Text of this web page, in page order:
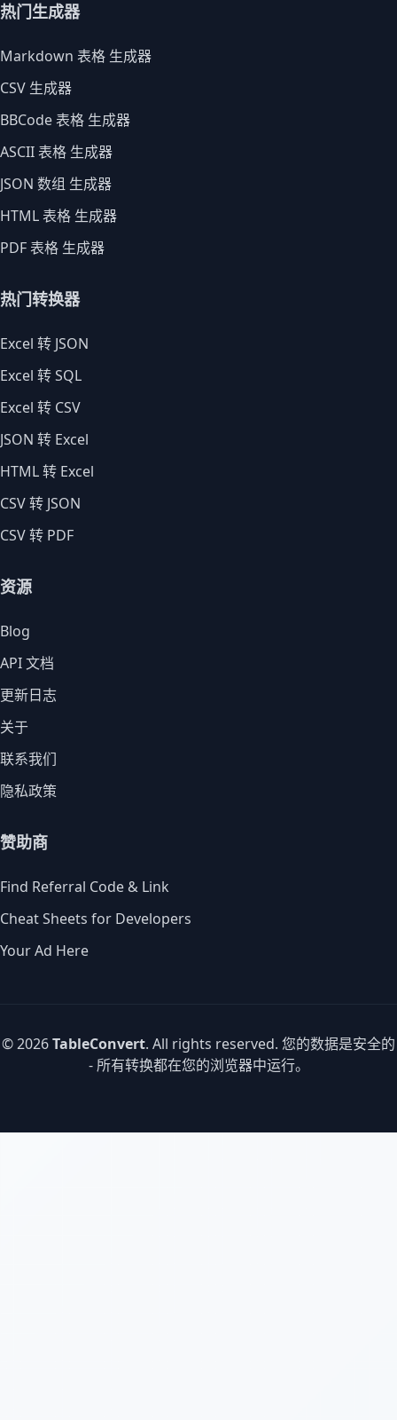
热门生成器
Markdown 表格 生成器
CSV 生成器
BBCode 表格 生成器
ASCII 表格 生成器
JSON 数组 生成器
HTML 表格 生成器
PDF 表格 生成器
热门转换器
Excel 转 JSON
Excel 转 SQL
Excel 转 CSV
JSON 转 Excel
HTML 转 Excel
CSV 转 JSON
CSV 转 PDF
资源
Blog
API 文档
更新日志
关于
联系我们
隐私政策
赞助商
Find Referral Code & Link
Cheat Sheets for Developers
Your Ad Here
© 2026TableConvert. All rights reserved. 您的数据是安全的
- 所有转换都在您的浏览器中运行。